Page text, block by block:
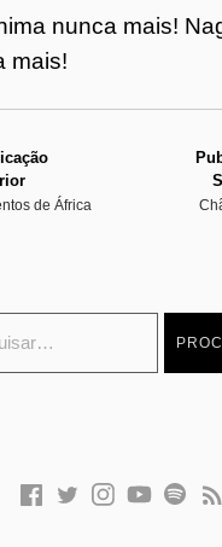
nunca mais!
mais!
de África
F
T
I
Y
S
F